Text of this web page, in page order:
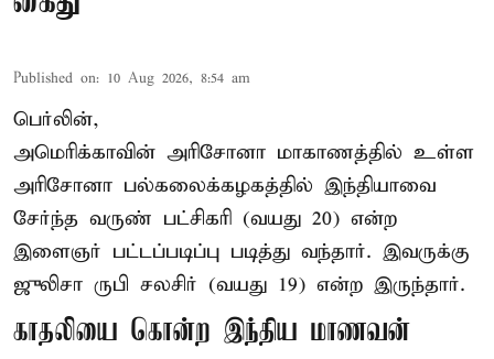
Published on: 10 Aug 2026, 8:54 am
பெர்லின்,
அமெரிக்காவின் அரிசோனா மாகாணத்தில் உள்ள
அரிசோனா பல்கலைக்கழகத்தில் இந்தியாவை
சேர்ந்த வருண் பட்சிகரி (வயது 20) என்ற
இளைஞர் பட்டப்படிப்பு படித்து வந்தார். இவருக்கு
ஜுலிசா ருபி சலசிர் (வயது 19) என்ற இருந்தார்.
காதலியை கொன்ற இந்திய மாணவன்